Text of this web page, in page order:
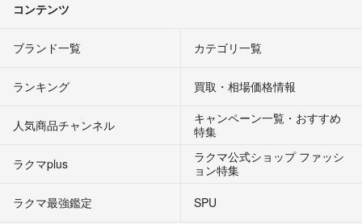
コンテンツ
ブランド一覧 カテゴリ一覧
ランキング 買取・相場価格情報
人気商品チャンネル
キャンペーン一覧・おすすめ
特集
ラクマplus
ラクマ公式ショップ ファッシ
ョン特集
ラクマ最強鑑定
SPU